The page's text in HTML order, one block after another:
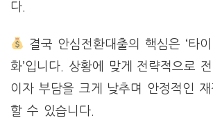
다.
결국 안심전환대출의 핵심은 ‘타
화’입니다. 상황에 맞게 전략적으로
이자 부담을 크게 낮추며 안정적인
할 수 있습니다.